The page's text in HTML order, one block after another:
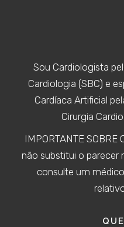
Sou Cardiologista
Cardiologia (SBC) e
Cardíaca Artificial
Cirurgia
IMPORTANTE SOBRE
não substitui o parecer
consulte um